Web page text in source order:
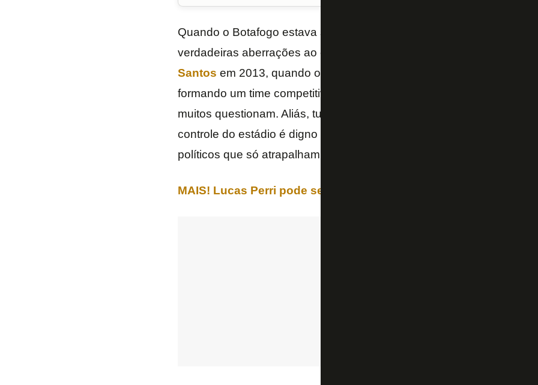
Quando o Botafogo estava sem dinheiro e quebrado os políticos
verdadeiras aberrações ao clube. Podemos lembrar do fechamento
Santos em 2013, quando o Glorioso estava investindo na sua
formando um time competitivo. Uma situação que ninguém entendeu
muitos questionam. Aliás, tudo o que foi feito com o Alvinegro desde
controle do estádio é digno de repúdio. Mas agora o Botafogo pode
políticos que só atrapalham o cidadão do Rio de Janeiro.
MAIS! Lucas Perri pode se tornar a grande sombra de Gatito